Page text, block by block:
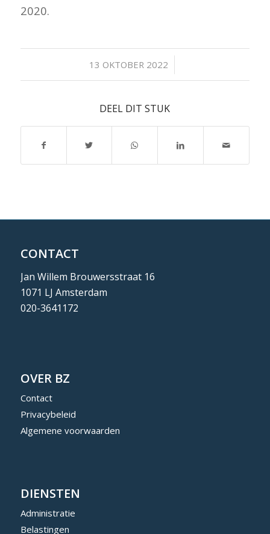
2020.
13 OKTOBER 2022
/
DEEL DIT STUK
CONTACT
Jan Willem Brouwersstraat 16
1071 LJ Amsterdam
020-3641172
OVER BZ
Contact
Privacybeleid
Algemene voorwaarden
DIENSTEN
Administratie
Belastingen